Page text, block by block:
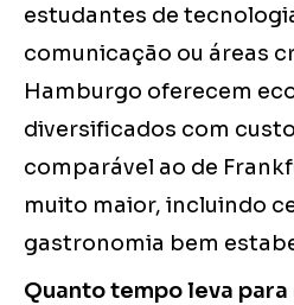
estudantes de
comunicação ou áreas
Hamburgo oferecem
diversificados com
comparável ao de
muito maior, incluindo
gastronomia bem
Quanto tempo leva